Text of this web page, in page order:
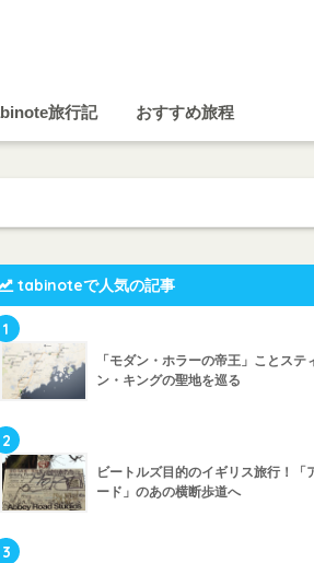
旅行記 おすすめ旅程
tabinoteで人気の記事
1
「モダン・ホラーの帝王」ことステ
ン・キングの聖地を巡る
2
ビートルズ目的のイギリス旅行！「
ード」のあの横断歩道へ
3